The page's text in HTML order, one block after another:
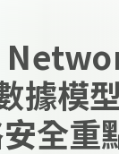
據模
全重